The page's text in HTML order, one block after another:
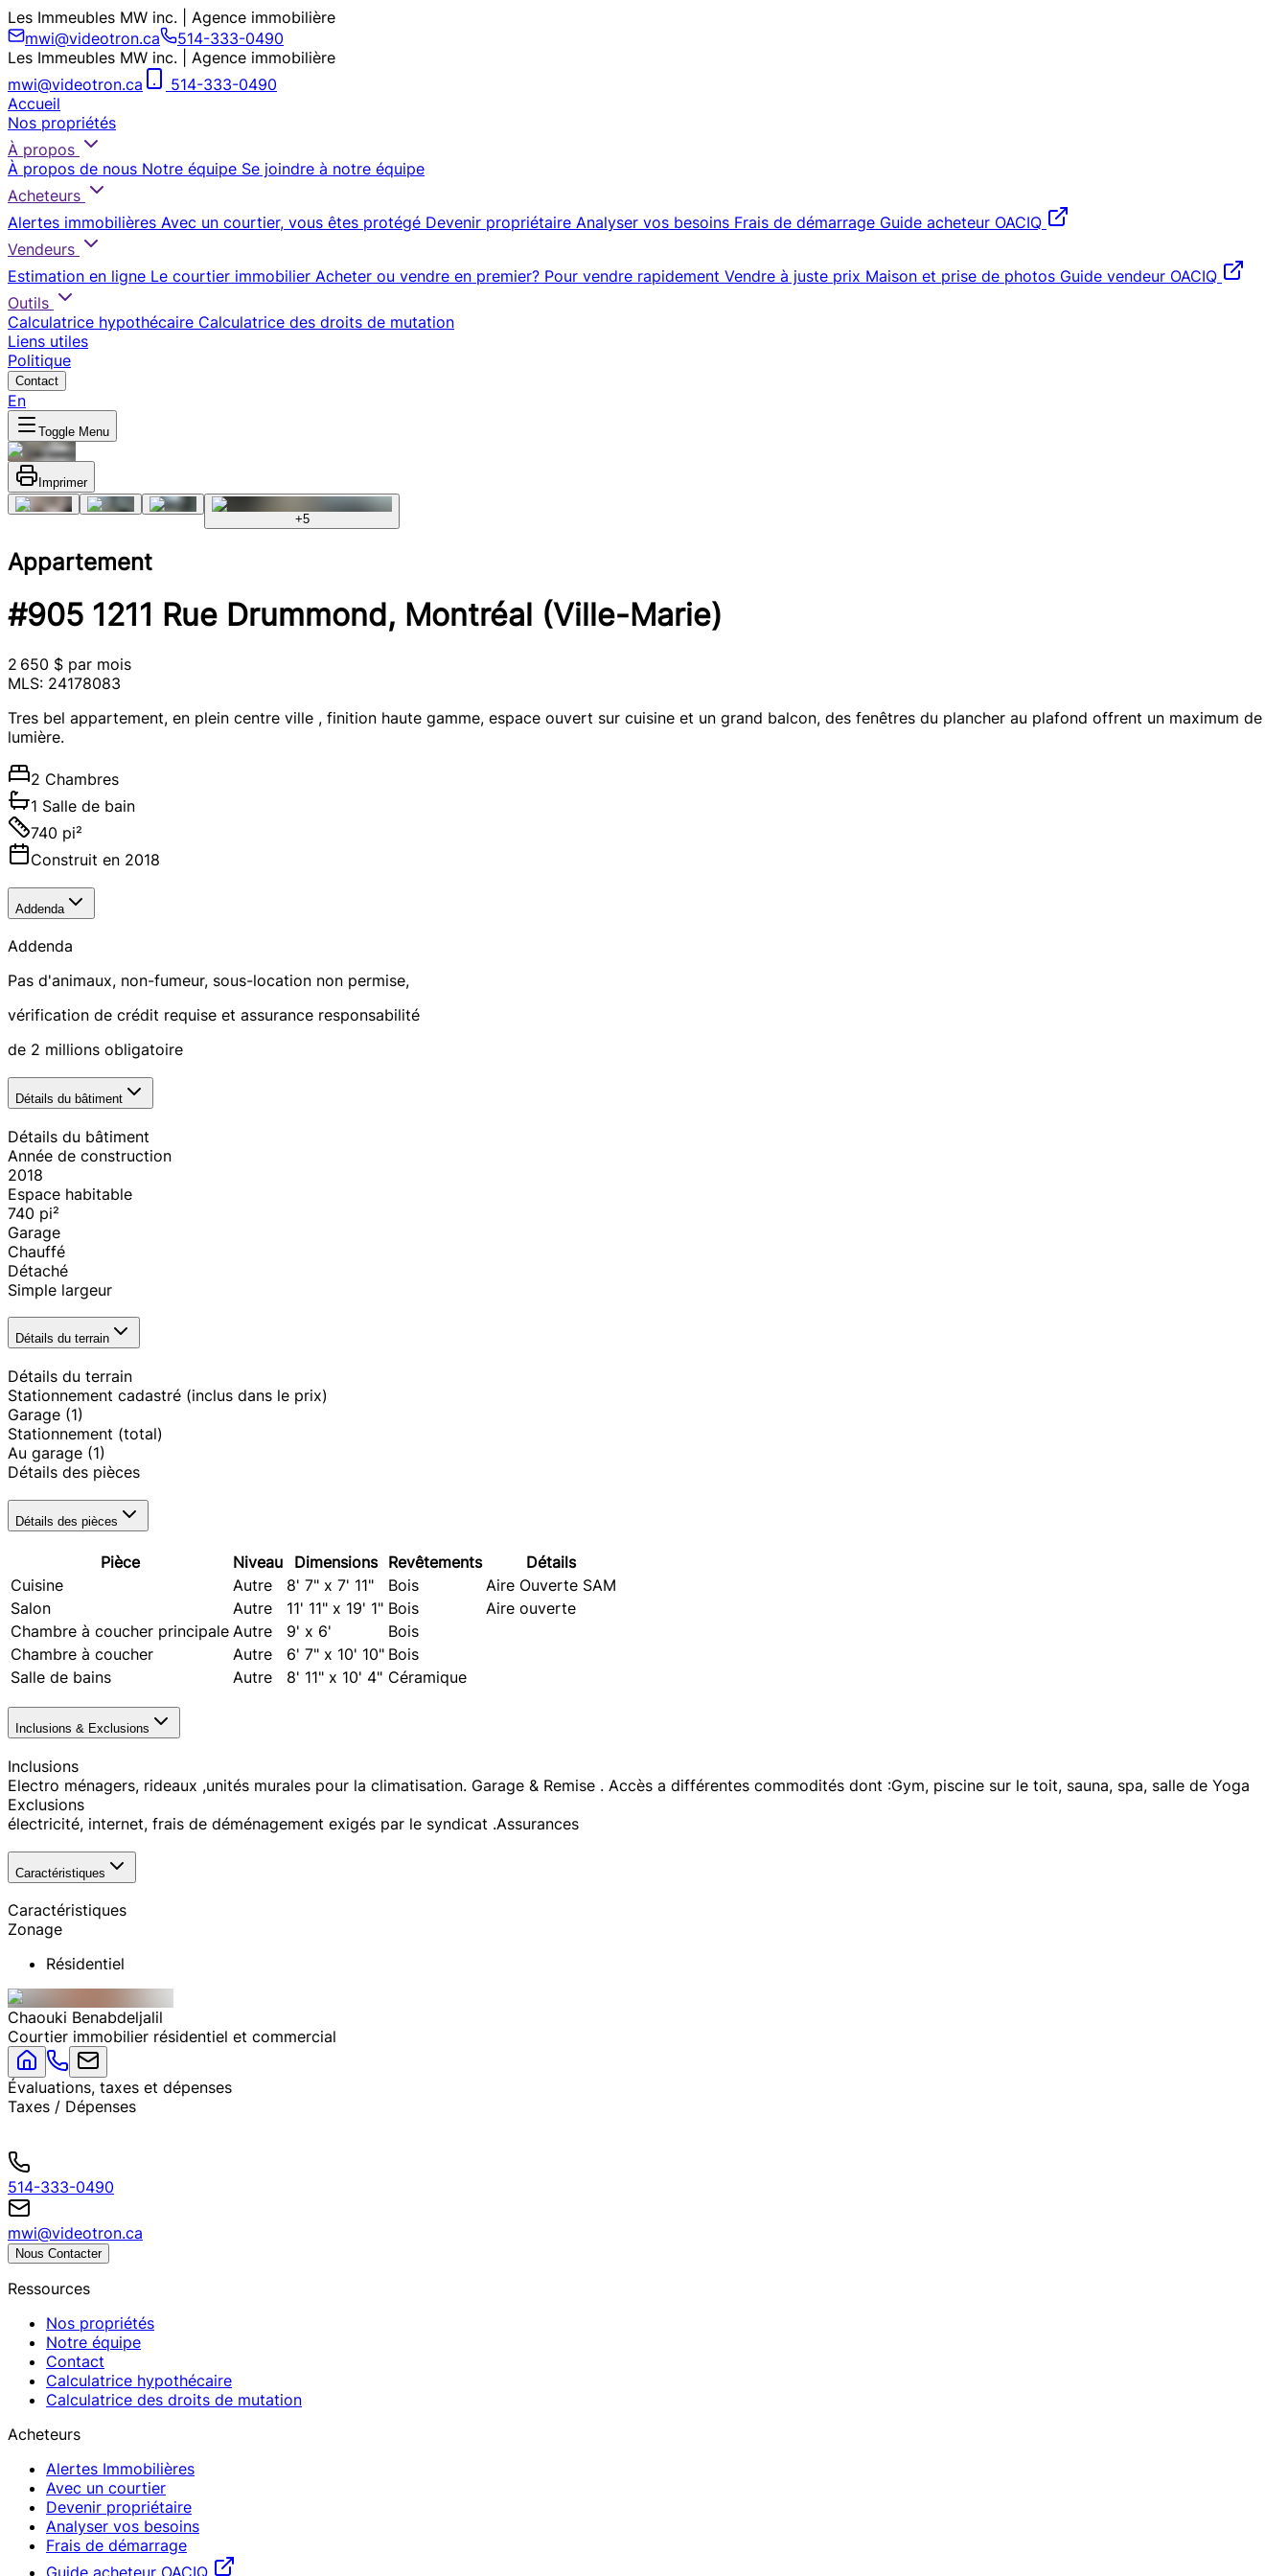
Les Immeubles MW inc. | Agence immobilière
mwi@videotron.ca
514-333-0490
Les Immeubles MW inc. | Agence immobilière
mwi@videotron.ca
514-333-0490
Accueil
Nos propriétés
À propos
À propos de nous Notre équipe Se joindre à notre équipe
Acheteurs
Alertes immobilières Avec un courtier, vous êtes protégé Devenir propriétaire Analyser vos besoins Frais de démarrage Guide acheteur OACIQ
Vendeurs
Estimation en ligne Le courtier immobilier Acheter ou vendre en premier? Pour vendre rapidement Vendre à juste prix Maison et prise de photos Guide vendeur OACIQ
Outils
Calculatrice hypothécaire Calculatrice des droits de mutation
Liens utiles
Politique
Contact
En
Toggle Menu
Imprimer
+5
Appartement
#905 1211 Rue Drummond, Montréal (Ville-Marie)
2 650 $ par mois
MLS: 24178083
Tres bel appartement, en plein centre ville , finition haute gamme, espace ouvert sur cuisine et un grand balcon, des fenêtres du plancher au plafond offrent un maximum de
lumière.
2 Chambres
1 Salle de bain
740 pi²
Construit en 2018
Addenda
Addenda
Pas d'animaux, non-fumeur, sous-location non permise,
vérification de crédit requise et assurance responsabilité
de 2 millions obligatoire
Détails du bâtiment
Détails du bâtiment
Année de construction
2018
Espace habitable
740 pi²
Garage
Chauffé
Détaché
Simple largeur
Détails du terrain
Détails du terrain
Stationnement cadastré (inclus dans le prix)
Garage (1)
Stationnement (total)
Au garage (1)
Détails des pièces
Détails des pièces
Pièce Niveau Dimensions Revêtements
Détails
Cuisine
Autre 8' 7" x 7' 11" Bois
Aire Ouverte SAM
Salon
Autre 11' 11" x 19' 1" Bois
Aire ouverte
Chambre à coucher principale Autre 9' x 6'
Bois
Chambre à coucher
Autre 6' 7" x 10' 10" Bois
Salle de bains
Autre 8' 11" x 10' 4" Céramique
Inclusions & Exclusions
Inclusions
Electro ménagers, rideaux ,unités murales pour la climatisation. Garage & Remise . Accès a différentes commodités dont :Gym, piscine sur le toit, sauna, spa, salle de Yoga
Exclusions
électricité, internet, frais de déménagement exigés par le syndicat .Assurances
Caractéristiques
Caractéristiques
Zonage
Résidentiel
Chaouki Benabdeljalil
Courtier immobilier résidentiel et commercial
Évaluations, taxes et dépenses
Taxes / Dépenses
514-333-0490
mwi@videotron.ca
Nous Contacter
Ressources
Nos propriétés
Notre équipe
Contact
Calculatrice hypothécaire
Calculatrice des droits de mutation
Acheteurs
Alertes Immobilières
Avec un courtier
Devenir propriétaire
Analyser vos besoins
Frais de démarrage